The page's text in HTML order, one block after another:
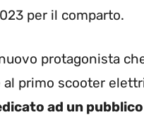
per il comparto.
protagonista
primo scooter
ad un